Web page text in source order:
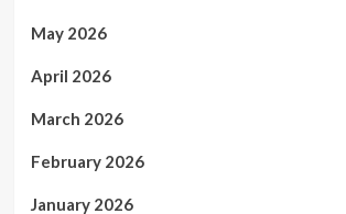
May 2026
April 2026
March 2026
February 2026
January 2026